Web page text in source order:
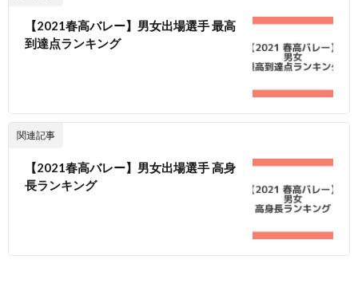
【2021春高バレー】男女出場選手 最高
到達点ランキング
関連記事
【2021春高バレー】男女出場選手 高身
長ランキング